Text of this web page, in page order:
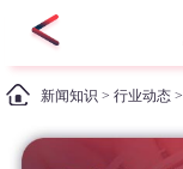
新闻知识 >行业动态